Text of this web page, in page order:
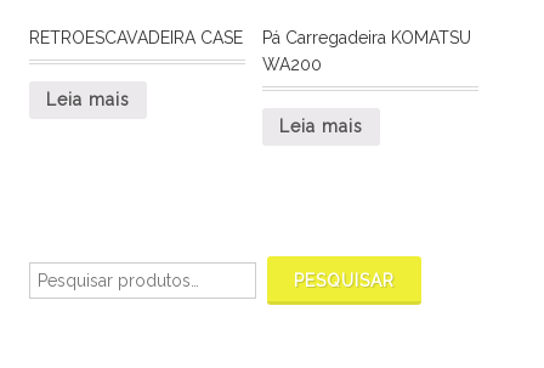
RETROESCAVADEIRA CASE
Leia mais
Pá Carregadeira KOMATSU
WA200
Leia mais
por:
PESQUISAR